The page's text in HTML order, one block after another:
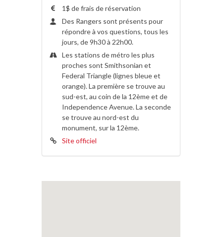
1$ de frais de réservation
Des Rangers sont présents pour
répondre à vos questions, tous les
jours, de 9h30 à 22h00.
Les stations de métro les plus
proches sont Smithsonian et
Federal Triangle (lignes bleue et
orange). La première se trouve au
sud-est, au coin de la 12ème et de
Independence Avenue. La seconde
se trouve au nord-est du
monument, sur la 12ème.
Site officiel